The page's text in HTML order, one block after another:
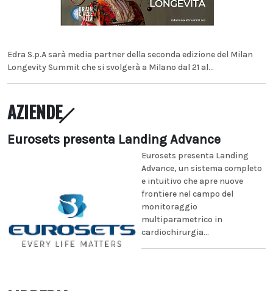
Edra S.p.A sarà media partner della seconda edizione del Milan
Longevity Summit che si svolgerà a Milano dal 21 al...
AZIENDE
Eurosets presenta Landing Advance
Eurosets presenta Landing
Advance, un sistema completo
e intuitivo che apre nuove
frontiere nel campo del
monitoraggio
multiparametrico in
cardiochirurgia...